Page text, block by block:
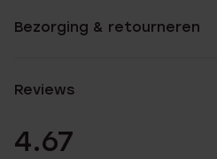
Bezorging & retourneren
Reviews
4.67